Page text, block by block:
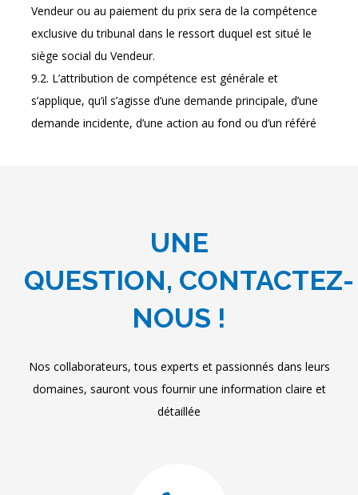
Vendeur ou au paiement du prix sera de la compétence
exclusive du tribunal dans le ressort duquel est situé le
siège social du Vendeur.
9.2. L’attribution de compétence est générale et
s’applique, qu’il s’agisse d’une demande principale, d’une
demande incidente, d’une action au fond ou d’un référé
UNE
QUESTION, CONTACTEZ-
NOUS !
Nos collaborateurs, tous experts et passionnés dans leurs
domaines, sauront vous fournir une information claire et
détaillée